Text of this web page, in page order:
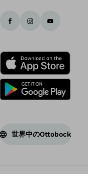
世界中のOttobock